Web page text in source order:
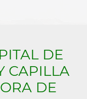
DE
CAPILLA
DE